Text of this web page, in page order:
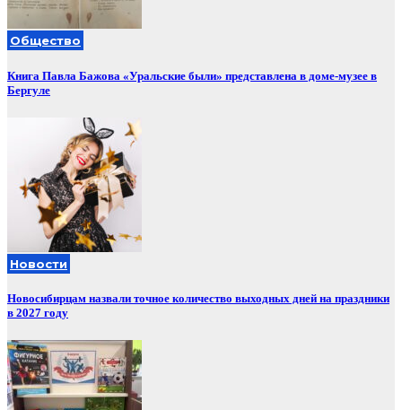
Общество
Книга Павла Бажова «Уральские были» представлена в доме-музее в
Бергуле
Новости
Новосибирцам назвали точное количество выходных дней на праздники
в 2027 году